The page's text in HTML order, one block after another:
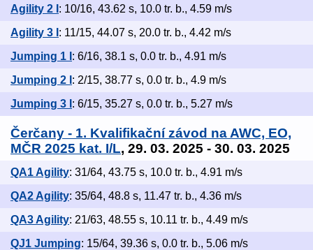
Agility 2 I : 10/16, 43.62 s, 10.0 tr. b., 4.59 m/s
Agility 3 I : 11/15, 44.07 s, 20.0 tr. b., 4.42 m/s
Jumping 1 I : 6/16, 38.1 s, 0.0 tr. b., 4.91 m/s
Jumping 2 I : 2/15, 38.77 s, 0.0 tr. b., 4.9 m/s
Jumping 3 I : 6/15, 35.27 s, 0.0 tr. b., 5.27 m/s
Čerčany - 1. Kvalifikační závod na AWC, EO,
MČR 2025 kat. I/L, 29. 03. 2025 - 30. 03. 2025
QA1 Agility: 31/64, 43.75 s, 10.0 tr. b., 4.91 m/s
QA2 Agility: 35/64, 48.8 s, 11.47 tr. b., 4.36 m/s
QA3 Agility: 21/63, 48.55 s, 10.11 tr. b., 4.49 m/s
QJ1 Jumping: 15/64, 39.36 s, 0.0 tr. b., 5.06 m/s